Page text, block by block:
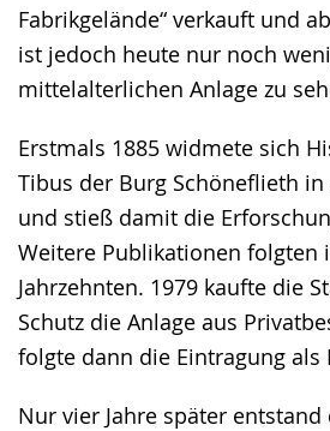
Fabrikgelände“ verkauft und
ist jedoch heute nur noch
mittelalterlichen Anlage zu
Erstmals 1885 widmete sich
Tibus der Burg Schöneflieth
und stieß damit die
Weitere Publikationen folgten
Jahrzehnten. 1979 kaufte die
Schutz die Anlage aus
folgte dann die Eintragung als
Nur vier Jahre später